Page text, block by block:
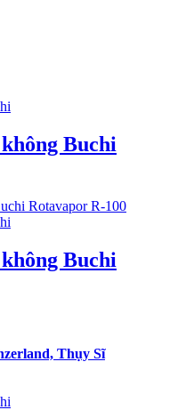
Buchi
Buchi
Thụy Sĩ